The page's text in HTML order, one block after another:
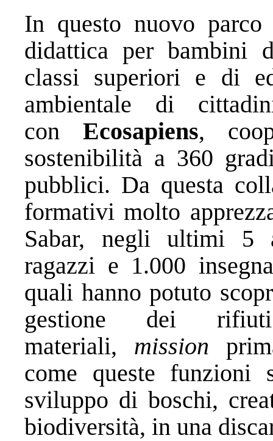
In questo nuovo
didattica per bambini
classi superiori e di
ambientale di
con Ecosapiens,
sostenibilità a 360
pubblici. Da questa
formativi molto
Sabar, negli ultimi 5
ragazzi e 1.000
quali hanno potuto
gestione dei
materiali, mission
come queste funzioni
sviluppo di boschi,
biodiversità, in una